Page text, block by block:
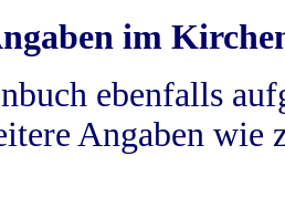
im
ebenfalls
Angaben wie